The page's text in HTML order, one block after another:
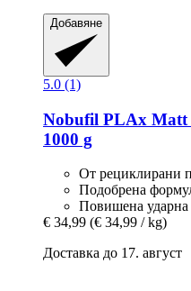
Добавяне
5.0 (1)
Nobufil PLAx Matt
1000 g
От рециклирани
Подобрена
Повишена ударна
€ 34,99 (€ 34,99 / kg)
Доставка до 17. август